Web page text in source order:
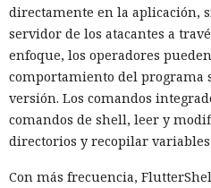
directamente en la aplicación,
servidor de los atacantes a
enfoque, los operadores
comportamiento del programa
versión. Los comandos
comandos de shell, leer y
directorios y recopilar
Con más frecuencia,